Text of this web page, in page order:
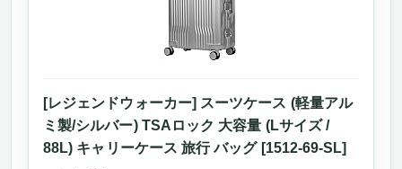
[レジェンドウォーカー] スーツケース (軽量アル
ミ製/シルバー) TSAロック 大容量 (Lサイズ /
88L) キャリーケース 旅行 バッグ [1512-69-SL]